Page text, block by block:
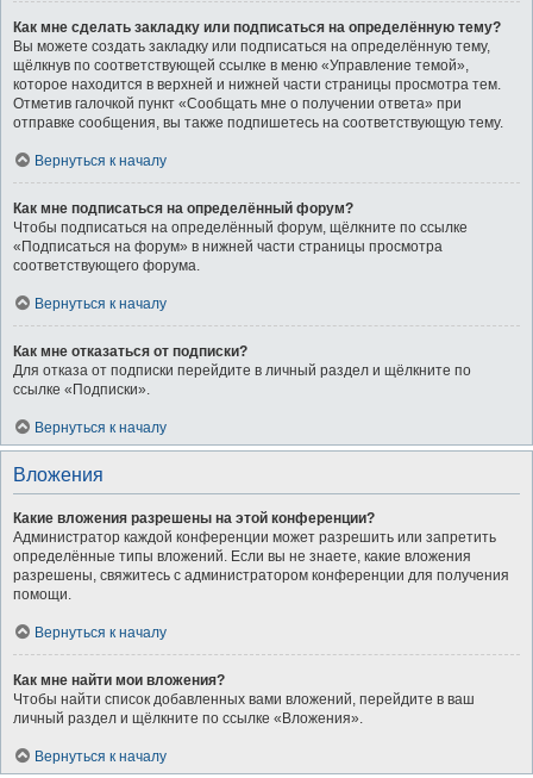
Как мне сделать закладку или подписаться на определённую тему?
Вы можете создать закладку или подписаться на определённую тему,
щёлкнув по соответствующей ссылке в меню «Управление темой»,
которое находится в верхней и нижней части страницы просмотра тем.
Отметив галочкой пункт «Сообщать мне о получении ответа» при
отправке сообщения, вы также подпишетесь на соответствующую тему.
Вернуться к началу
Как мне подписаться на определённый форум?
Чтобы подписаться на определённый форум, щёлкните по ссылке
«Подписаться на форум» в нижней части страницы просмотра
соответствующего форума.
Вернуться к началу
Как мне отказаться от подписки?
Для отказа от подписки перейдите в личный раздел и щёлкните по
ссылке «Подписки».
Вернуться к началу
Вложения
Какие вложения разрешены на этой конференции?
Администратор каждой конференции может разрешить или запретить
определённые типы вложений. Если вы не знаете, какие вложения
разрешены, свяжитесь с администратором конференции для получения
помощи.
Вернуться к началу
Как мне найти мои вложения?
Чтобы найти список добавленных вами вложений, перейдите в ваш
личный раздел и щёлкните по ссылке «Вложения».
Вернуться к началу